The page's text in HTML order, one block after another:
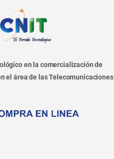
en la comercialización de
el área de las Telecomunicaciones